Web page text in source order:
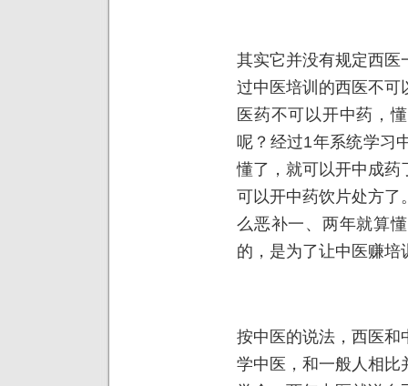
其实它并没有规定西医
过中医培训的西医不可
医药不可以开中药，
呢？经过1年系统学习
懂了，就可以开中成药
可以开中药饮片处方了
么恶补一、两年就算
的，是为了让中医赚培
按中医的说法，西医和
学中医，和一般人相比